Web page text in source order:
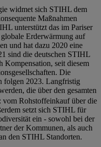
widmet sich STIHL dem
Maßnahmen
unterstützt das im Pariser
Erderwärmung auf
und hat dazu 2020 eine
sind die deutschen STIHL
Kompensation, seit diesem
Die
folgen 2023. Langfristig
die über den gesamten
vom Rohstoffeinkauf über die
setzt sich STIHL für
ein - sowohl bei der
der Kommunen, als auch
den STIHL Standorten.